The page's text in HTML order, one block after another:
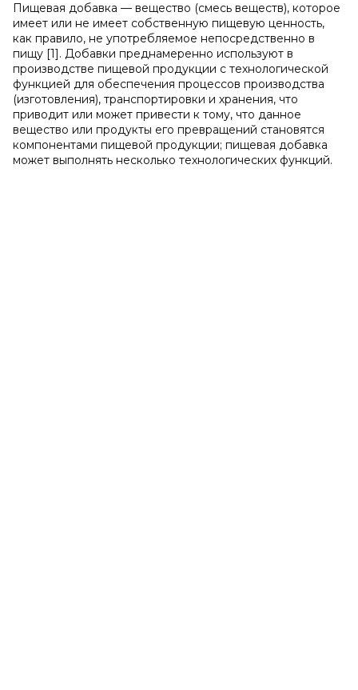
Пищевая добавка — вещество (смесь веществ), которое
имеет или не имеет собственную пищевую ценность,
как правило, не употребляемое непосредственно в
пищу [1]. Добавки преднамеренно используют в
производстве пищевой продукции с технологической
функцией для обеспечения процессов производства
(изготовления), транспортировки и хранения, что
приводит или может привести к тому, что данное
вещество или продукты его превращений становятся
компонентами пищевой продукции; пищевая добавка
может выполнять несколько технологических функций.